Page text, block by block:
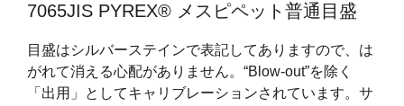
7065JIS PYREX® メスピペット普通目盛
目盛はシルバーステインで表記してありますので、は
がれて消える心配がありません。“Blow-out”を除く
「出用」としてキャリブレーションされています。サ